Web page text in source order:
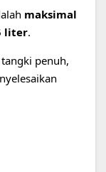
maksimal
liter.
penuh,